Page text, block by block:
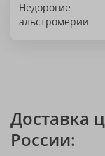
Недорогие
альстромерии
Доставка
России: